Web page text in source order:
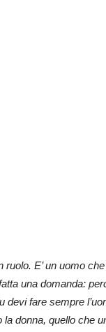
E’ un uomo
una domanda:
devi fare sempre
la donna, quello che